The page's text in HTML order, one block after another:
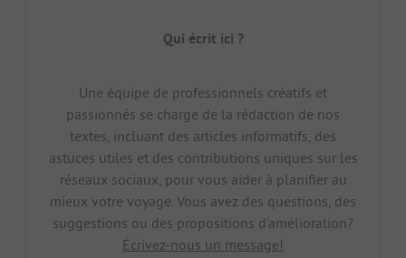
Qui écrit ici ?
Une équipe de professionnels créatifs et
passionnés se charge de la rédaction de nos
textes, incluant des articles informatifs, des
astuces utiles et des contributions uniques sur les
réseaux sociaux, pour vous aider à planifier au
mieux votre voyage. Vous avez des questions, des
suggestions ou des propositions d'amélioration?
Écrivez-nous un message!